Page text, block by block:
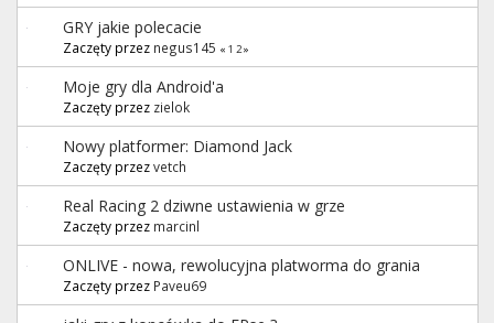
GRY jakie polecacie
Zaczęty przez negus145 « 1 2»
Moje gry dla Android'a
Zaczęty przez zielok
Nowy platformer: Diamond Jack
Zaczęty przezvetch
Real Racing 2 dziwne ustawienia w grze
Zaczęty przez marcinl
ONLIVE - nowa, rewolucyjna platworma do grania
Zaczęty przez Paveu69